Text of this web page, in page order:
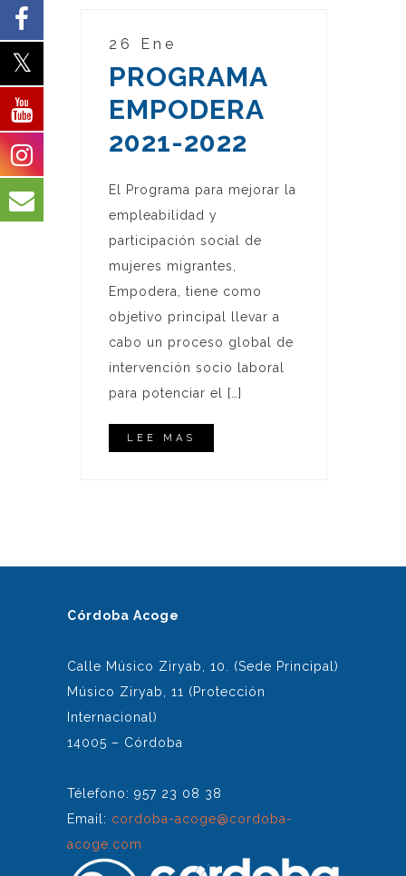
26 Ene
PROGRAMA
EMPODERA
2021-2022
El Programa para mejorar la
empleabilidad y
participación social de
mujeres migrantes,
Empodera, tiene como
objetivo principal llevar a
cabo un proceso global de
intervención socio laboral
para potenciar el […]
LEE MAS
Córdoba Acoge
Calle Músico Ziryab, 10. (Sede Principal)
Músico Ziryab, 11 (Protección
Internacional)
14005 – Córdoba
Télefono: 957 23 08 38
Email: cordoba-acoge@cordoba-
acoge.com